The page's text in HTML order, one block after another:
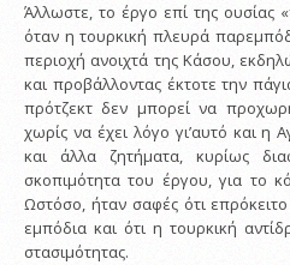
Άλλωστε, το έργο επί της ουσίας
όταν η τουρκική πλευρά
περιοχή ανοιχτά της Κάσου,
και προβάλλοντας έκτοτε την
πρότζεκτ δεν μπορεί να
χωρίς να έχει λόγο γι’αυτό και η
και άλλα ζητήματα, κυρίως
σκοπιμότητα του έργου, για το
Ωστόσο, ήταν σαφές ότι
εμπόδια και ότι η τουρκική
στασιμότητας.